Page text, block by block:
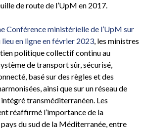
de route de l’UpM en 2017.
Conférence ministérielle de l’UpM sur
en ligne en février 2023, les ministres
politique collectif continu au
de transport sûr, sécurisé,
basé sur des règles et des
ainsi que sur un réseau de
transméditerranéen. Les
réaffirmé l’importance de la
du sud de la Méditerranée, entre